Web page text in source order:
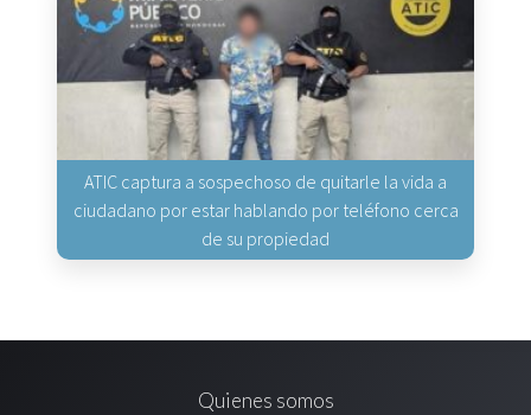
ATIC captura a sospechoso de quitarle la vida a
ciudadano por estar hablando por teléfono cerca
de su propiedad
Quienes somos